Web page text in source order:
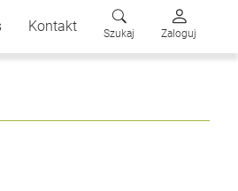
Kontakt Szukaj Zaloguj